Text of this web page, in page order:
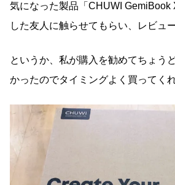
気になった製品「CHUWI GemiBook
した友人に触らせてもらい、レビュ
というか、私が購入を勧めてちょう
かったのでタイミングよく買ってく